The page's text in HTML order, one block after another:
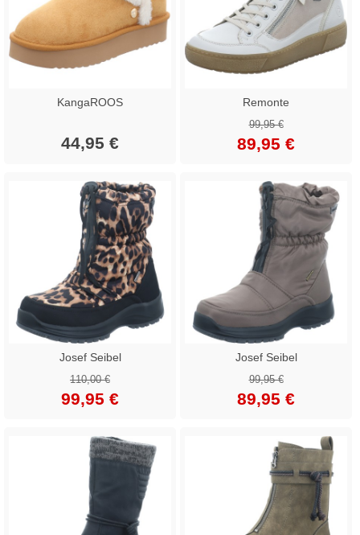
KangaROOS
44,95 €
Remonte
99,95 €
89,95 €
Josef Seibel
110,00 €
99,95 €
Josef Seibel
99,95 €
89,95 €